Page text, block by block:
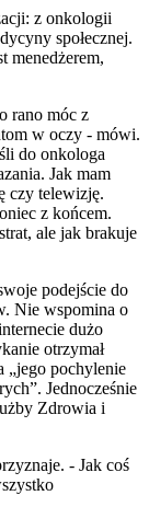
z onkologii
społecznej.
menedżerem,
rano móc z
w oczy - mówi.
do onkologa
Jak mam
czy telewizję.
z końcem.
ale jak brakuje
podejście do
Nie wspomina o
dużo
otrzymał
„jego pochylenie
Jednocześnie
Zdrowia i
- Jak coś